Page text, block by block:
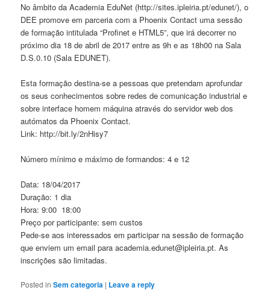
No âmbito da Academia EduNet (http://sites.ipleiria.pt/edunet/), o
DEE promove em parceria com a Phoenix Contact uma sessão
de formação intitulada “Profinet e HTML5”, que irá decorrer no
próximo dia 18 de abril de 2017 entre as 9h e as 18h00 na Sala
D.S.0.10 (Sala EDUNET).
Esta formação destina-se a pessoas que pretendam aprofundar
os seus conhecimentos sobre redes de comunicação industrial e
sobre interface homem máquina através do servidor web dos
autómatos da Phoenix Contact.
Link: http://bit.ly/2nHisy7
Número mínimo e máximo de formandos: 4 e 12
Data: 18/04/2017
Duração: 1 dia
Hora: 9:00 ­ 18:00
Preço por participante: sem custos
Pede-se aos interessados em participar na sessão de formação
que enviem um email para academia.edunet@ipleiria.pt. As
inscrições são limitadas.
Posted in Sem categoria | Leave a reply